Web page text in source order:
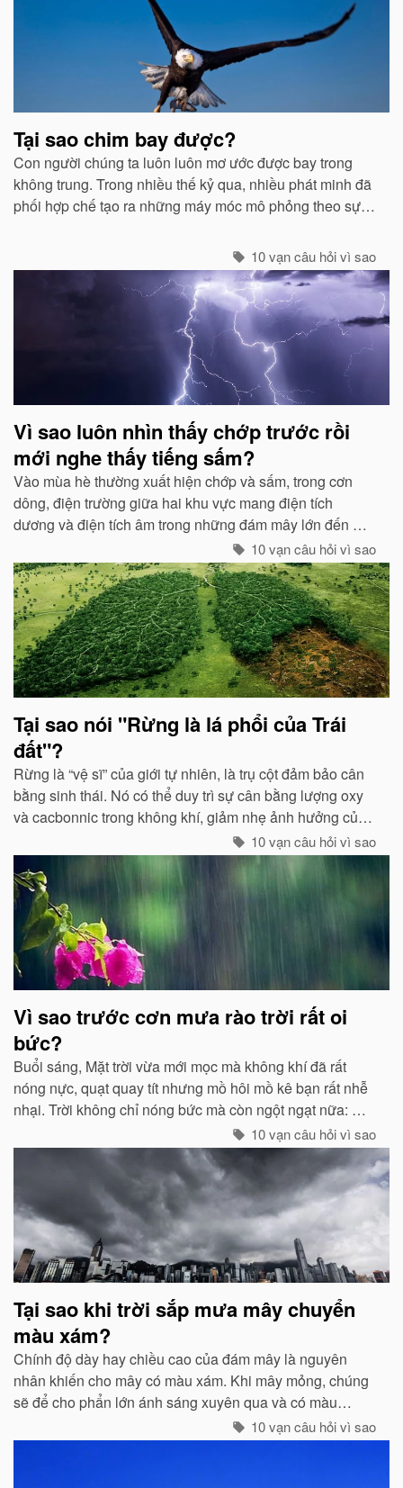
liên
Tại sao chim bay được?
Con người chúng ta luôn luôn mơ ước được bay trong
không trung. Trong nhiều thế kỷ qua, nhiều phát minh đã
phối hợp chế tạo ra những máy móc mô phỏng theo sự
10 vạn câu hỏi vì sao
Vì sao luôn nhìn thấy chớp trước rồi
mới nghe thấy tiếng sấm?
Vào mùa hè thường xuất hiện chớp và sấm, trong cơn
dông, điện trường giữa hai khu vực mang điện tích
dương và điện tích âm trong những đám mây lớn đến một
mức độ nhất định, hai loại điện tích trong quá trình phát
triển sẽ phát ra tia lửa...
10 vạn câu hỏi vì sao
Tại sao nói "Rừng là lá phổi của Trái
đất"?
Rừng là “vệ sĩ” của giới tự nhiên, là trụ cột đảm bảo cân
bằng sinh thái. Nó có thể duy trì sự cân bằng lượng oxy
và cacbonnic trong không khí, giảm nhẹ ảnh hưởng của
các chất thải, khí độc gây nên ô nhiễm, làm trong sạch
môi trường...
10 vạn câu hỏi vì sao
Vì sao trước cơn mưa rào trời rất oi
bức?
Buổi sáng, Mặt trời vừa mới mọc mà không khí đã rất
nóng nực, quạt quay tít nhưng mồ hôi mồ kê bạn rất nhễ
nhại. Trời không chỉ nóng bức mà còn ngột ngạt nữa: Đó
chính là dấu hiệu bắt đẩu của một cơn mưa rào...
10 vạn câu hỏi vì sao
Tại sao khi trời sắp mưa mây chuyển
màu xám?
Chính độ dày hay chiều cao của đám mây là nguyên
nhân khiến cho mây có màu xám. Khi mây mỏng, chúng
sẽ để cho phẩn lớn ánh sáng xuyên qua và có màu
10 vạn câu hỏi vì sao